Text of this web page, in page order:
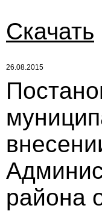
Скачать
26.08.2015
района